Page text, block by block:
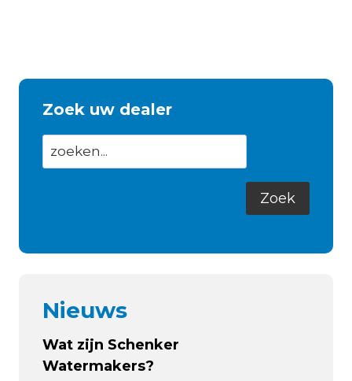
Zoek uw dealer
Nieuws
Wat zijn Schenker
Watermakers?